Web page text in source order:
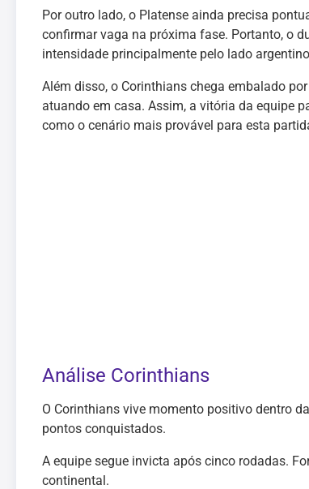
Por outro lado, o Platense ainda precisa
confirmar vaga na próxima fase. Portanto, o
intensidade principalmente pelo lado
Além disso, o Corinthians chega embalado
atuando em casa. Assim, a vitória da equipe
como o cenário mais provável para esta
Análise Corinthians
O Corinthians vive momento positivo dentro
pontos conquistados.
A equipe segue invicta após cinco rodadas.
continental.